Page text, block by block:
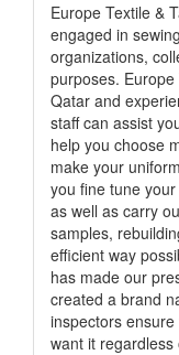
Europe Textile &
engaged in
organizations,
purposes.
Qatar and
staff can assist
help you choose
make your
you fine tune
as well as carry
samples,
efficient way
has made our
created a brand
inspectors
want it